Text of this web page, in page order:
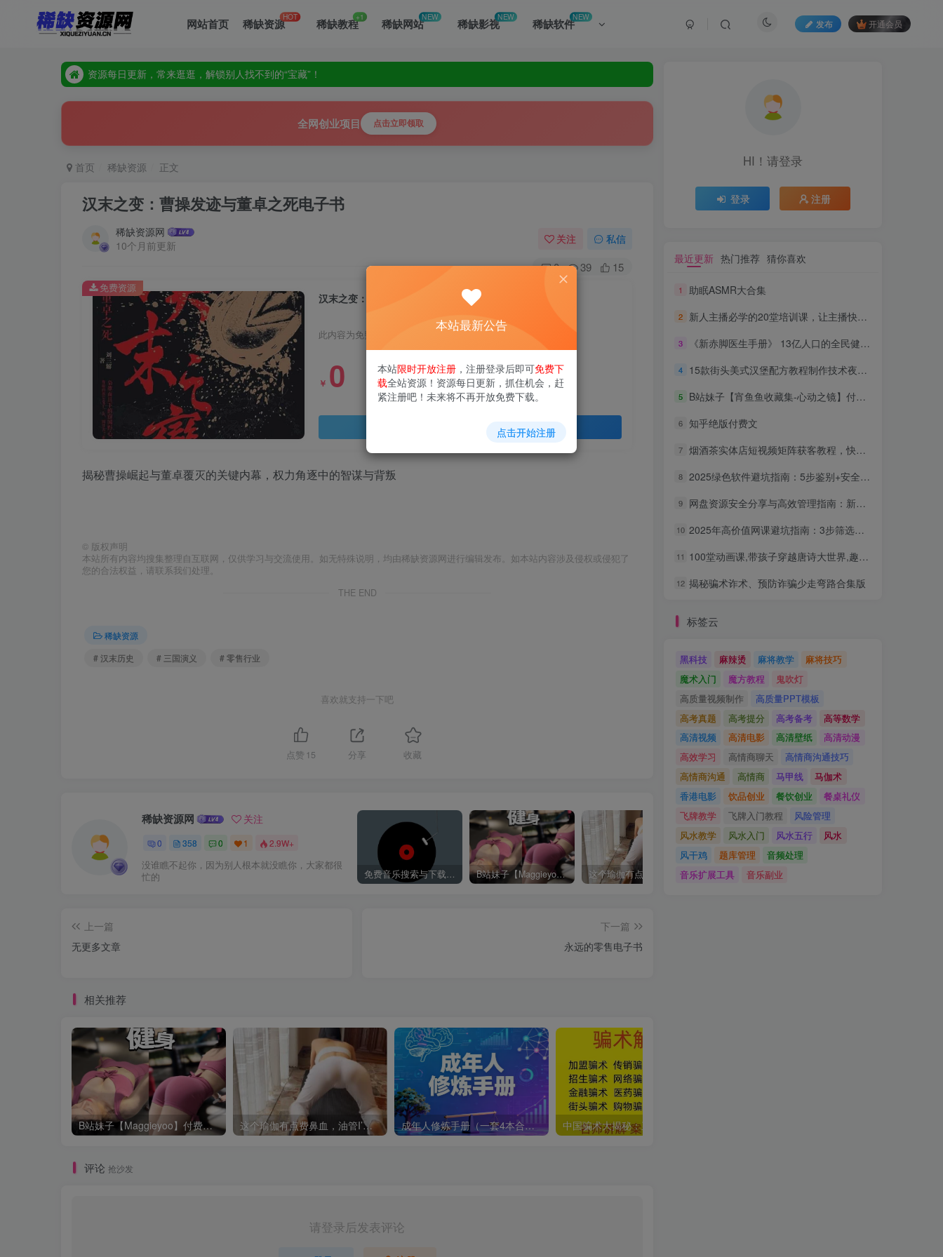
网站首页 稀缺资源HOT 稀缺教程+1 稀缺网站NEW 稀缺影视NEW 稀缺软件NEW
发布 开通会员
资源每日更新，常来逛逛，解锁别人找不到的“宝藏”！
资源每日更新，常来逛逛，解锁别人找不到的“宝藏”！
全站隐藏高价值资源，多逛多刷，惊喜就在下一页等你发掘！
全网创业项目
点击立即领取
首页 稀缺资源 正文
汉末之变：曹操发迹与董卓之死电子书
稀缺资源网
10个月前更新
关注 私信
0 39 15
汉末之变：曹操发迹与董卓之死电子书
此内容为免费资源，请登录后查看
￥ 0
免费资源
揭秘曹操崛起与董卓覆灭的关键内幕，权力角逐中的智谋与背叛
© 版权声明
本站所有内容均搜集整理自互联网，仅供学习与交流使用。如无特殊说明，均由稀缺资源网进行编辑发布。如本站内容涉及侵权或侵犯了
您的合法权益，请联系我们处理。
THE END
稀缺资源
# 汉末历史
# 三国演义 # 零售行业
喜欢就支持一下吧
点赞 15 分享 收藏
稀缺资源网 关注
0 358 0 1 2.9W+
没谁瞧不起你，因为别人根本就没瞧你，大家都很
忙的
免费音乐搜索与下载平台——歌曲海，轻松找到你喜欢的歌！ B站妹子【Maggieyoo】付费充电视频合集
上一篇
无更多文章
下一篇
永远的零售电子书
相关推荐
B站妹子【Maggieyoo】付费充电视频合集 这个瑜伽有点费鼻血，油管I’m ASMR TheJessieJiang瑜伽合集 成年人修炼手册（一套4本合订版）
评论 抢沙发
请登录后发表评论
HI！请登录
登录 注册
最近更新 热门推荐 猜你喜欢
1 助眠ASMR大合集
2 新人主播必学的20堂培训课，让主播快速成长的必学课程，帮你直播能力快速打造的实操方法
3 《新赤脚医生手册》 13亿人口的全民健康指导手册
4 15款街头美式汉堡配方教程制作技术夜市摆摊小吃创业视频商业课程
5 B站妹子【宵鱼鱼收藏集-心动之镜】付费充电合集，手慢无
6 知乎绝版付费文
7 烟酒茶实体店短视频矩阵获客教程，快速实现门店营收多翻N倍
8 2025绿色软件避坑指南：5步鉴别+安全获取，远离捆绑与病毒
9 网盘资源安全分享与高效管理指南：新手也能轻松上手
10 2025年高价值网课避坑指南：3步筛选稀缺优质资源，告别无效学习
11 100堂动画课,带孩子穿越唐诗大世界,趣味唐诗启蒙系统课程
12 揭秘骗术诈术、预防诈骗少走弯路合集版
标签云
黑科技 麻辣烫 麻将教学
麻将技巧
魔术入门
魔方教程
鬼吹灯
高质量视频制作
高质量PPT模板
高考真题
高考提分 高考备考
高等数学
高清视频
高清电影 高清壁纸
高清动漫
高效学习
高情商聊天
高情商沟通技巧
高情商沟通
高情商 马甲线
马伽术
香港电影
饮品创业 餐饮创业
餐桌礼仪
飞牌教学
飞牌入门教程
风险管理
风水教学
风水入门 风水五行
风水
风干鸡
题库管理
音频处理
音乐扩展工具
音乐副业
本站最新公告
本站限时开放注册 ，注册登录后即可免费下
载全站资源！资源每日更新，抓住机会，赶
紧注册吧！未来将不再开放免费下载。
点击开始注册